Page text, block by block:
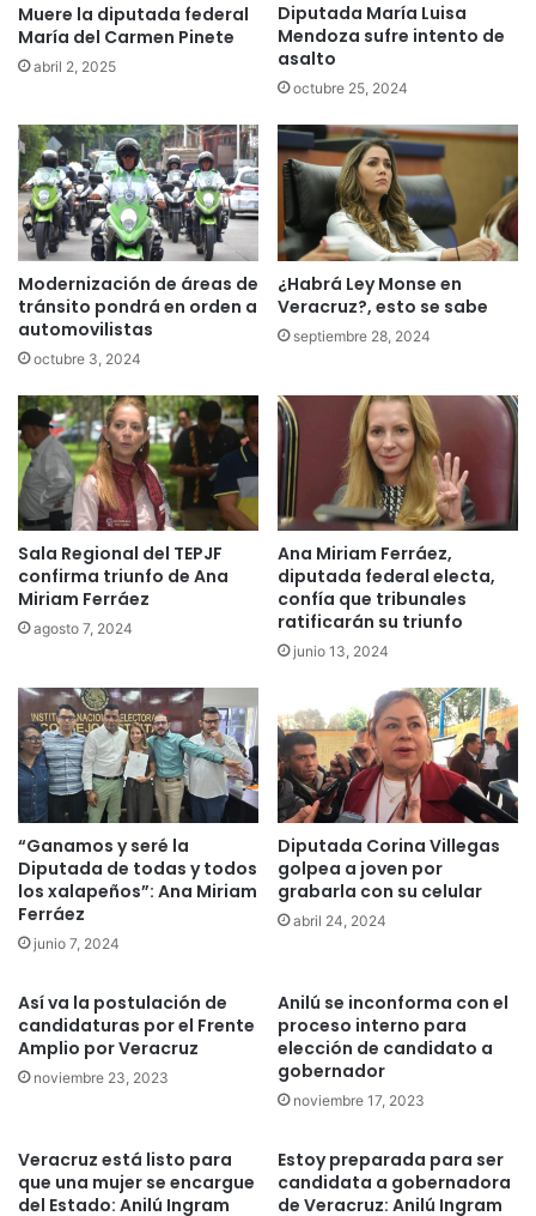
Muere la diputada federal
María del Carmen Pinete
abril 2, 2025
Diputada María Luisa
Mendoza sufre intento de
asalto
octubre 25, 2024
Modernización de áreas de
tránsito pondrá en orden a
automovilistas
octubre 3, 2024
¿Habrá Ley Monse en
Veracruz?, esto se sabe
septiembre 28, 2024
Sala Regional del TEPJF
confirma triunfo de Ana
Miriam Ferráez
agosto 7, 2024
Ana Miriam Ferráez,
diputada federal electa,
confía que tribunales
ratificarán su triunfo
junio 13, 2024
“Ganamos y seré la
Diputada de todas y todos
los xalapeños”: Ana Miriam
Ferráez
junio 7, 2024
Diputada Corina Villegas
golpea a joven por
grabarla con su celular
abril 24, 2024
Así va la postulación de
candidaturas por el Frente
Amplio por Veracruz
noviembre 23, 2023
Anilú se inconforma con el
proceso interno para
elección de candidato a
gobernador
noviembre 17, 2023
Veracruz está listo para
que una mujer se encargue
del Estado: Anilú Ingram
Estoy preparada para ser
candidata a gobernadora
de Veracruz: Anilú Ingram